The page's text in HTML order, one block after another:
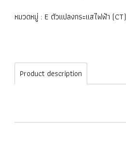
หมวดหมู่ : E ตัวแปลงกระแสไฟฟ้า (CT)
Product description